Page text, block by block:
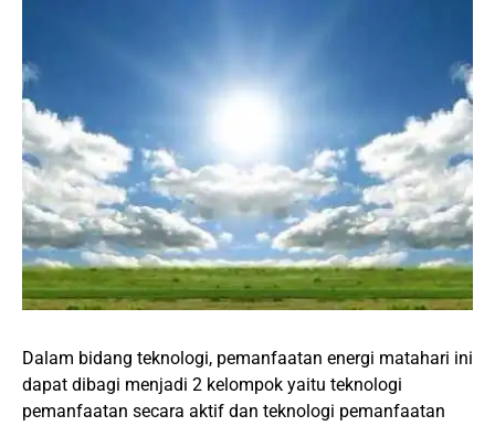
Dalam bidang teknologi, pemanfaatan energi matahari ini
dapat dibagi menjadi 2 kelompok yaitu teknologi
pemanfaatan secara aktif dan teknologi pemanfaatan